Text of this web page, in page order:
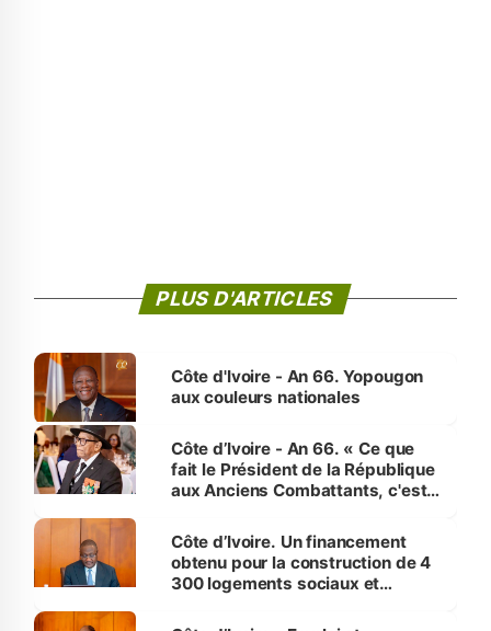
PLUS D'ARTICLES
Côte d'Ivoire - An 66. Yopougon
aux couleurs nationales
Côte d’Ivoire - An 66. « Ce que
fait le Président de la République
aux Anciens Combattants, c'est
Côte d’Ivoire. Un financement
obtenu pour la construction de 4
300 logements sociaux et
et Yamoussoukro